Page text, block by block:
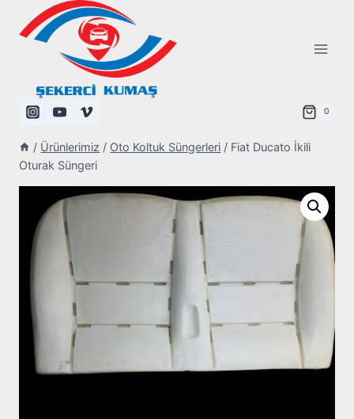
0
/ Ürünlerimiz / Oto Koltuk Süngerleri / Fiat Ducato İkili
Oturak Süngeri